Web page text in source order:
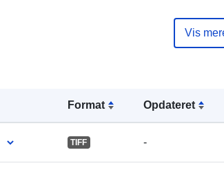
Format Opdateret
TIFF -
Vis